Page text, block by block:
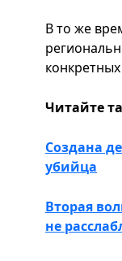
В то же
Читайте
Создана
убийца
Вторая
не